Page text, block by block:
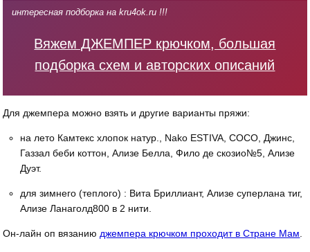
интересная подборка на kru4ok.ru !!!
Вяжем ДЖЕМПЕР крючком, большая
подборка схем и авторских описаний
Для джемпера можно взять и другие варианты пряжи:
на лето Камтекс хлопок натур., Nako ESTIVA, СОСО, Джинс,
Газзал беби коттон, Ализе Белла, Фило де скозио№5, Ализе
Дуэт.
для зимнего (теплого) : Вита Бриллиант, Ализе суперлана тиг,
Ализе Ланаголд800 в 2 нити.
Он-лайн оп вязанию джемпера крючком проходит в Стране Мам